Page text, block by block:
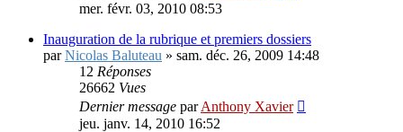
mer. févr. 03, 2010 08:53
Inauguration de la rubrique et premiers dossiers
parNicolas Baluteau » sam. déc. 26, 2009 14:48
12 Réponses
26662 Vues
Dernier message parAnthony Xavier
jeu. janv. 14, 2010 16:52